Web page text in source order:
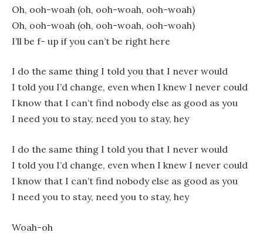
Oh, ooh-woah (oh, ooh-woah, ooh-woah)
Oh, ooh-woah (oh, ooh-woah, ooh-woah)
I’ll be f- up if you can’t be right here
I do the same thing I told you that I never would
I told you I’d change, even when I knew I never could
I know that I can’t find nobody else as good as you
I need you to stay, need you to stay, hey
I do the same thing I told you that I never would
I told you I’d change, even when I knew I never could
I know that I can’t find nobody else as good as you
I need you to stay, need you to stay, hey
Woah-oh